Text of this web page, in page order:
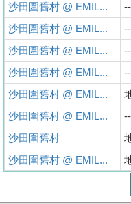
沙田圍舊村 @ EMIL...
--
沙田圍舊村 @ EMIL...
--
沙田圍舊村 @ EMIL...
--
沙田圍舊村 @ EMIL...
--
沙田圍舊村 @ EMIL...
沙田圍舊村 @ EMIL...
--
沙田圍舊村
沙田圍舊村 @ EMIL...